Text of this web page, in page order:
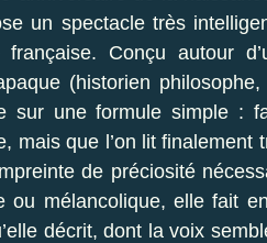
un spectacle très
Conçu autour
(historien
sur une formule simple :
mais que l’on lit
de préciosité
ou mélancolique, elle fait
décrit, dont la voix